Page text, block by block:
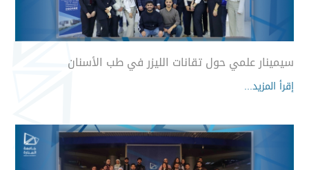
سيمينار علمي حول تقانات الليزر في طب الأسنان
إقرأ المزيد...